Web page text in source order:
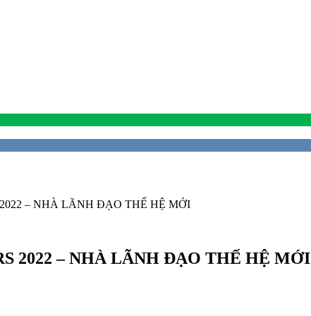
– NHÀ LÃNH ĐẠO THẾ HỆ MỚI
2022 – NHÀ LÃNH ĐẠO THẾ HỆ MỚI